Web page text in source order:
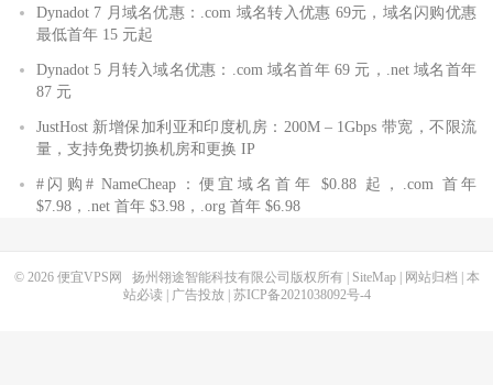
Dynadot 7 月域名优惠：.com 域名转入优惠 69元，域名闪购优惠
最低首年 15 元起
Dynadot 5 月转入域名优惠：.com 域名首年 69 元，.net 域名首年
87 元
JustHost 新增保加利亚和印度机房：200M – 1Gbps 带宽，不限流
量，支持免费切换机房和更换 IP
#闪购# NameCheap：便宜域名首年 $0.88 起，.com 首年
$7.98，.net 首年 $3.98，.org 首年 $6.98
© 2026 便宜VPS网 扬州翎途智能科技有限公司版权所有 | SiteMap| 网站归档 | 本
站必读 | 广告投放| 苏ICP备2021038092号-4